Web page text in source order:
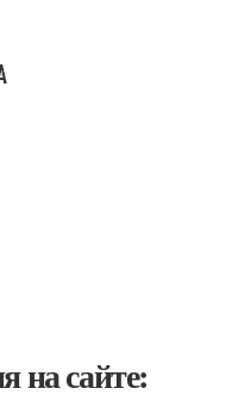
на сайте: